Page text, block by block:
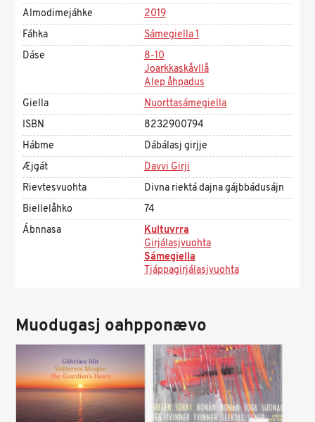
Almodimejáhke
2019
Fáhka
Sámegiella 1
Dáse
8-10
Joarkkaskåvllå
Alep åhpadus
Giella
Nuorttasámegiella
ISBN
8232900794
Hábme
Dábálasj girjje
Æjgát
Davvi Girji
Rievtesvuohta
Divna riektá dajna gájbbádusájn
Biellelåhko
74
Ábnnasa
Kultuvrra
Girjálasjvuohta
Sámegiella
Tjáppagirjálasjvuohta
Muodugasj oahpponævo